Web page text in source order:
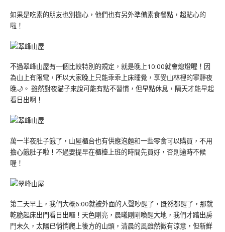
如果是吃素的朋友也別擔心，他們也有另外準備素食餐點，超貼心的
啦！
不過翠峰山屋有一個比較特別的規定，就是晚上10:00就會熄燈喔！因
為山上有限電，所以大家晚上只能乖乖上床睡覺，享受山林裡的寧靜夜
晚🌙。 雖然對夜貓子來說可能有點不習慣，但早點休息，隔天才能早起
看日出啊！
萬一半夜肚子餓了，山屋櫃台也有供應泡麵和一些零食可以購買，不用
擔心餓肚子啦！不過要提早在櫃檯上班的時間先買好，否則逾時不候
喔！
第二天早上，我們大概6:00就被外面的人聲吵醒了，既然都醒了，那就
乾脆起床出門看日出囉！天色剛亮，晨曦剛剛喚醒大地，我們才踏出房
門未久，太陽已悄悄爬上後方的山頭，清晨的風雖然微有涼意，但新鮮